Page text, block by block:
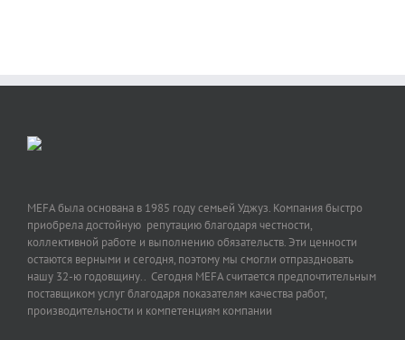
MEFA была основана в 1985 году семьей Уджуз. Компания быстро
приобрела достойную репутацию благодаря честности,
коллективной работе и выполнению обязательств. Эти ценности
остаются верными и сегодня, поэтому мы смогли отпраздновать
нашу 32-ю годовщину.. Сегодня MEFA считается предпочтительным
поставщиком услуг благодаря показателям качества работ,
производительности и компетенциям компании